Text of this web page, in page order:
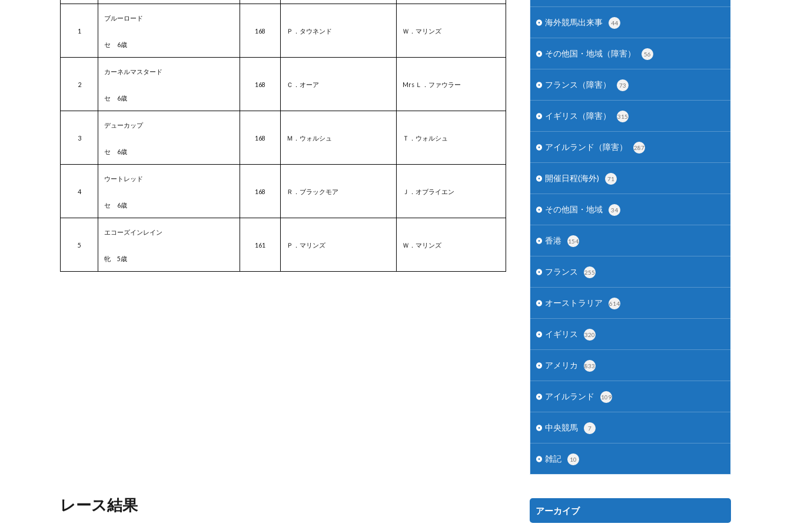
1
ブルーロード
セ 6歳
168 Ｐ．タウネンド Ｗ．マリンズ
2
カーネルマスタード
セ 6歳
168 Ｃ．オーア Mrs Ｌ．ファウラー
3
デューカップ
セ 6歳
168 Ｍ．ウォルシュ Ｔ．ウォルシュ
4
ウートレッド
セ 6歳
168 Ｒ．ブラックモア Ｊ．オブライエン
5
エコーズインレイン
牝 5歳
161 Ｐ．マリンズ Ｗ．マリンズ
レース結果
海外競馬出来事 44
その他国・地域（障害） 56
フランス（障害） 73
イギリス（障害） 315
アイルランド（障害） 287
開催日程(海外) 71
その他国・地域 34
香港 154
フランス 255
オーストラリア 614
イギリス 320
アメリカ 833
アイルランド 109
中央競馬 7
雑記 10
アーカイブ